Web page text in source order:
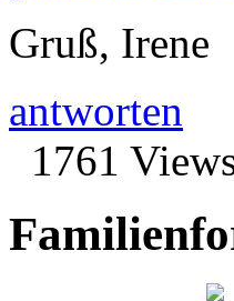
Gruß, Irene
antworten
1761